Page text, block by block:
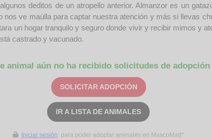
deditos de un atropello anterior. Almanzor es un
ve maúlla para captar nuestra atención y más si llevas
un hogar tranquilo y seguro donde vivir y recibir mimos y
castrado y vacunado.
animal aún no ha recibido solicitudes de adopción
SOLICITAR ADOPCIÓN
IR A LISTA DE ANIMALES
Iniciar sesión para poder adoptar animales en MascoMad*